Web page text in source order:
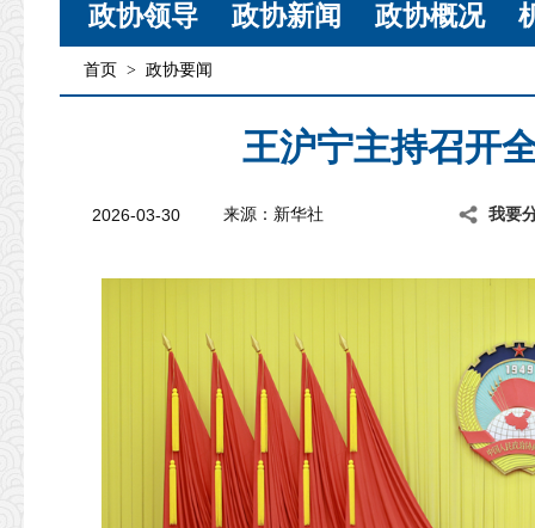
政协领导 政协新闻 政协概况
首页 > 政协要闻
王沪宁主持召开
2026-03-30 来源：新华社 我要